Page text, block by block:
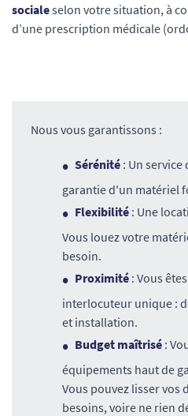
socialeselon votre situation, à
d’une prescription médicale
Nous vous garantissons :
Sérénité : Un
garantie d'un matériel
Flexibilité : Une
Vous louez votre
besoin.
Proximité : Vous
interlocuteur unique :
et installation.
Budget maîtrisé :
équipements haut de
Vous pouvez lisser vos
besoins, voire ne rien